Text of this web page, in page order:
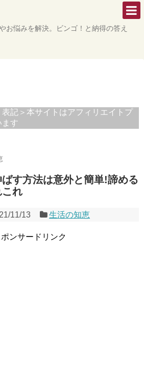
お悩みを解決。ビンゴ！と納得の答え
表記＞本サイトはアフィリエイトプ
ます
す方法は意外と簡単!諦める
れ
11/13 生活の知恵
ポンサードリンク